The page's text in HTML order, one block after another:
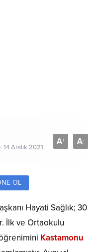
14 Aralık 2021
A+ A-
OL
Hayati Sağlık; 30
İlk ve Ortaokulu
Kastamonu